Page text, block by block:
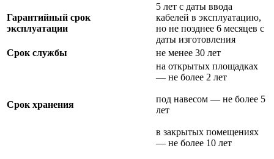
Гарантийный срок
эксплуатации
5 лет с даты ввода
кабелей в эксплуатацию,
но не позднее 6 месяцев с
даты изготовления
Срок службы
не менее 30 лет
Срок хранения
на открытых площадках
— не более 2 лет
под навесом — не более 5
лет
в закрытых помещениях
— не более 10 лет